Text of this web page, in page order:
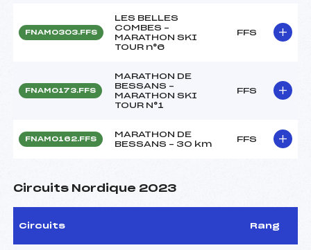
FNAM0303.FFS
LES BELLES
COMBES –
MARATHON SKI
TOUR n°6
FFS
FNAM0173.FFS
MARATHON DE
BESSANS –
MARATHON SKI
TOUR N°1
FFS
FNAM0162.FFS
MARATHON DE
BESSANS – 30 km
FFS
Circuits Nordique 2023
Circuits Rang